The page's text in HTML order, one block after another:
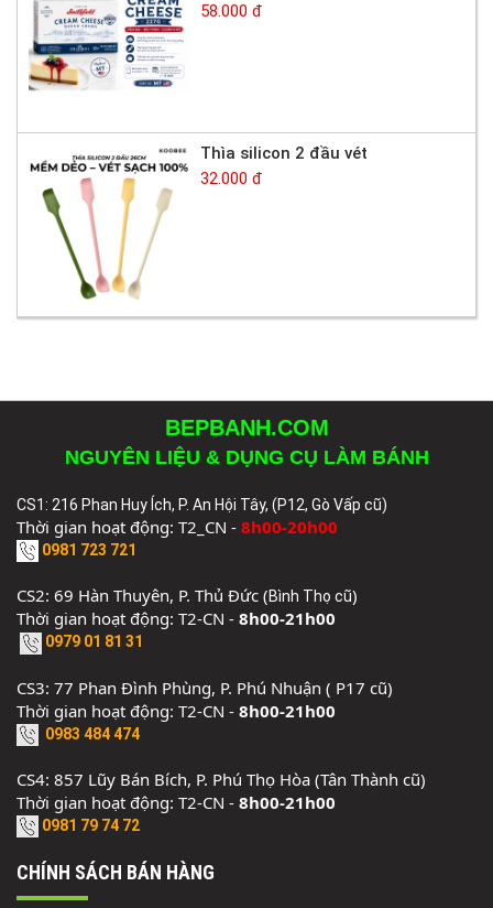
58.000 đ
Thìa silicon 2 đầu vét
32.000 đ
BEPBANH.COM
NGUYÊN LIỆU & DỤNG CỤ LÀM BÁNH
CS1: 216 Phan Huy Ích, P. An Hội Tây, (P12, Gò Vấp cũ)
Thời gian hoạt động: T2_CN - 8h00-20h00
0981 723 721
CS2: 69 Hàn Thuyên, P. Thủ Đức (Bình Thọ cũ)
Thời gian hoạt động: T2-CN - 8h00-21h00
0979 01 81 31
CS3: 77 Phan Đình Phùng, P. Phú Nhuận ( P17 cũ)
Thời gian hoạt động: T2-CN - 8h00-21h00
0983 484 474
CS4: 857 Lũy Bán Bích, P. Phú Thọ Hòa (Tân Thành cũ)
Thời gian hoạt động: T2-CN - 8h00-21h00
0981 79 74 72
CHÍNH SÁCH BÁN HÀNG